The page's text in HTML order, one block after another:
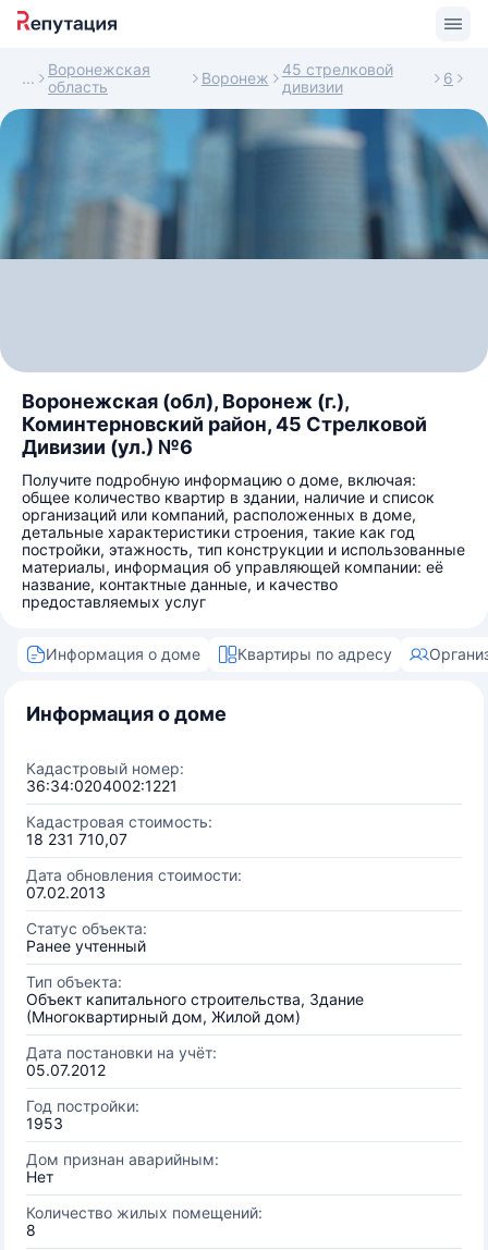
Воронежская
область
Воронеж
45 стрелковой
дивизии
6
Воронежская (обл), Воронеж (г.),
Коминтерновский район, 45 Стрелковой
Дивизии (ул.) №6
Получите подробную информацию о доме, включая:
общее количество квартир в здании, наличие и список
организаций или компаний, расположенных в доме,
детальные характеристики строения, такие как год
постройки, этажность, тип конструкции и использованные
материалы, информация об управляющей компании: её
название, контактные данные, и качество
предоставляемых услуг
Информация о доме Квартиры по адресу
Информация о доме
Кадастровый номер:
36:34:0204002:1221
Кадастровая стоимость:
18 231 710,07
Дата обновления стоимости:
07.02.2013
Статус объекта:
Ранее учтенный
Тип объекта:
Объект капитального строительства, Здание
(Многоквартирный дом, Жилой дом)
Дата постановки на учёт:
05.07.2012
Год постройки:
1953
Дом признан аварийным:
Нет
Количество жилых помещений:
8